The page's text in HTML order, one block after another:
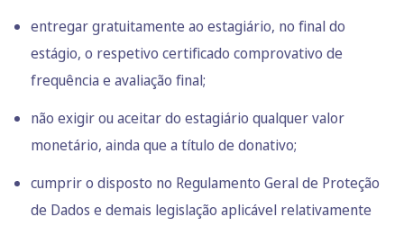
entregar gratuitamente ao estagiário, no final do
estágio, o respetivo certificado comprovativo de
frequência e avaliação final;
não exigir ou aceitar do estagiário qualquer valor
monetário, ainda que a título de donativo;
cumprir o disposto no Regulamento Geral de Proteção
de Dados e demais legislação aplicável relativamente